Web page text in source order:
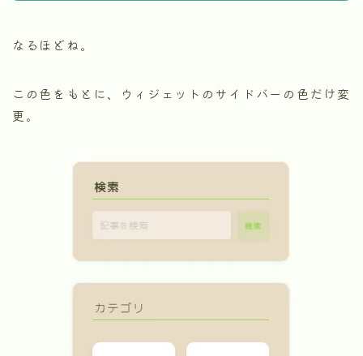
なるほどね。
この色をもとに、ウィジェットのサイドバーの色だけ変
更。